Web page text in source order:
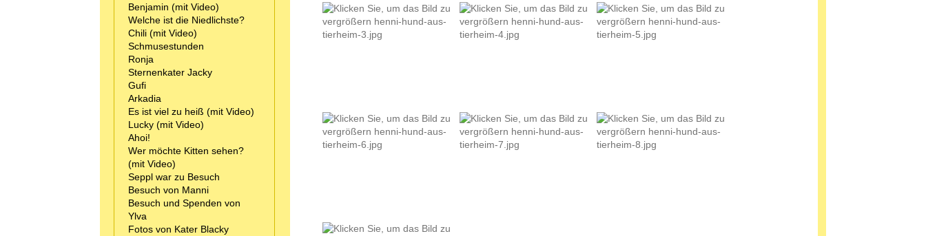
Benjamin (mit Video)
Welche ist die Niedlichste?
Chili (mit Video)
Schmusestunden
Ronja
Sternenkater Jacky
Gufi
Arkadia
Es ist viel zu heiß (mit Video)
Lucky (mit Video)
Ahoi!
Wer möchte Kitten sehen?
(mit Video)
Seppl war zu Besuch
Besuch von Manni
Besuch und Spenden von
Ylva
Fotos von Kater Blacky